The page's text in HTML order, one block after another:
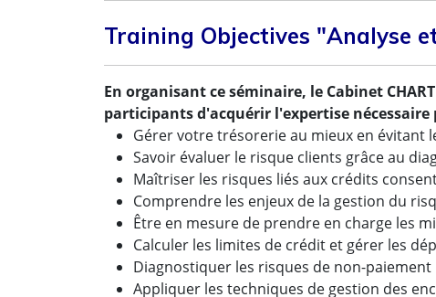
Training Objectives "Analyse
En organisant ce séminaire, le Cabinet
participants d'acquérir l'expertise nécessaire
Gérer votre trésorerie au mieux en évitant
Savoir évaluer le risque clients grâce au
Maîtriser les risques liés aux crédits
Comprendre les enjeux de la gestion du
Être en mesure de prendre en charge les
Calculer les limites de crédit et gérer les
Diagnostiquer les risques de non-paiement
Appliquer les techniques de gestion des